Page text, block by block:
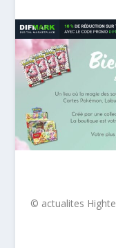
© actualites